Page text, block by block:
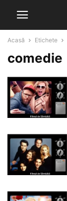
Acasă Etichete
comedie